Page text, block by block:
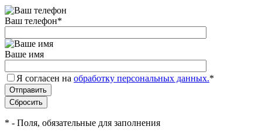
Ваш телефон*
Ваше имя
Я согласен на обработку персональных данных.*
* - Поля, обязательные для заполнения